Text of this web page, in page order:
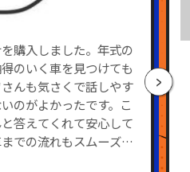
購入しました。年式の
のいく車を見つけても
んも気さくで話しやす
のがよかったです。こ
答えてくれて安心して
での流れもスムーズで